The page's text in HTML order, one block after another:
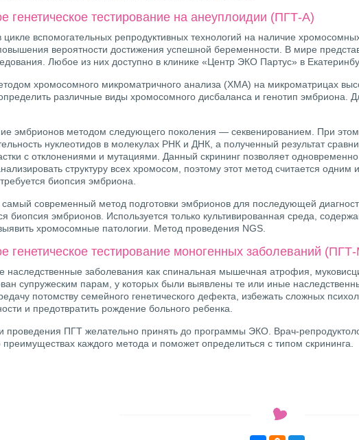
генетическое тестирование на анеуплоидии (ПГТ-А)
цикле вспомогательных репродуктивных технологий на наличие
вероятности достижения успешной беременности. В мире
Любое из них доступно в клинике «Центр ЭКО Партус» в
хромосомного микроматричного анализа (ХМА) на микроматрицах
различные виды хромосомного дисбаланса и генотип эмбриона.
эмбрионов методом следующего поколения — секвенированием. При этом
нуклеотидов в молекулах РНК и ДНК, а полученный результат
с отклонениями и мутациями. Данный скрининг позволяет одновременно
структуру всех хромосом, поэтому этот метод считается одним
биопсия эмбриона.
современный метод подготовки эмбрионов для последующей
биопсия эмбрионов. Используется только культивированная среда,
хромосомные патологии. Метод проведения NGS.
генетическое тестирование моногенных заболеваний
наследственные заболевания как спинальная мышечная атрофия,
супружеским парам, у которых были выявлены те или иные
потомству семейного генетического дефекта, избежать сложных
и предотвратить рождение больного ребенка.
проведения ПГТ желательно принять до программы ЭКО. Врач-
преимуществах каждого метода и поможет определиться с типом скрининга.